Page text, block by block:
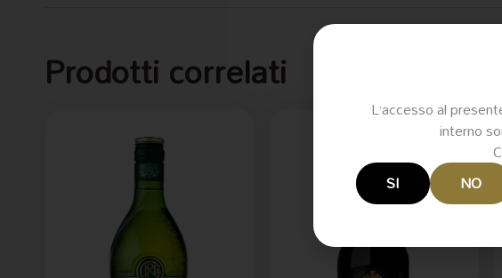
Prodotti correlati
L’accesso al
interno
SI
NO